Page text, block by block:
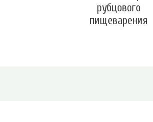
рубцового
пищеварения